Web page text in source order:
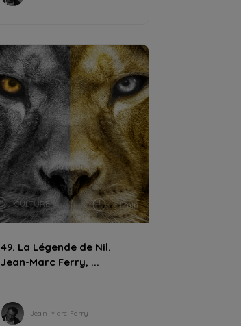
CULTURE 11 min
49. La Légende de Nil.
Jean-Marc Ferry, ...
Jean-Marc Ferry